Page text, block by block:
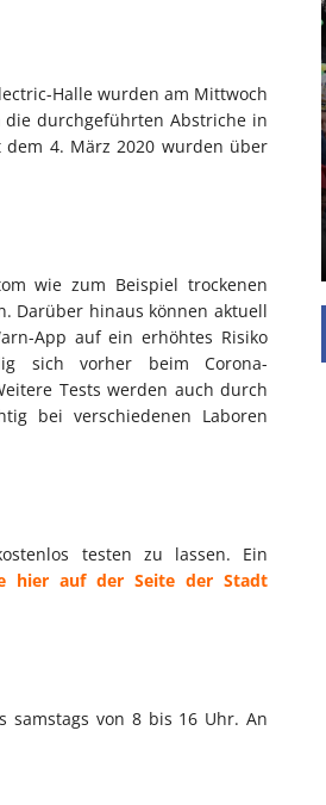
Halle wurden am Mittwoch
die durchgeführten Abstriche in
4. März 2020 wurden über
wie zum Beispiel trockenen
Darüber hinaus können aktuell
App auf ein erhöhtes Risiko
sich vorher beim Corona-
Tests werden auch durch
bei verschiedenen Laboren
testen zu lassen. Ein
hier auf der Seite der Stadt
samstags von 8 bis 16 Uhr. An
des industriellen Chics sind die